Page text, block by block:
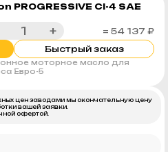
CI-4 SAE
+
= 54 137 ₽
Быстрый заказ
моторное масло для
Евро-5
цен заводами мы окончательную цену
вашей заявки.
офертой.